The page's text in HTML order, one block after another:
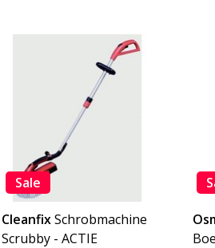
Sale
Cleanfix Schrobmachine
Scrubby - ACTIE